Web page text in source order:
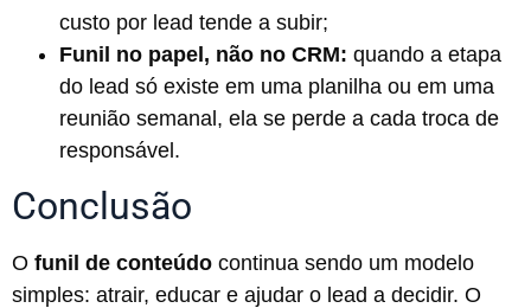
custo por lead tende a subir;
Funil no papel, não no CRM: quando a etapa
do lead só existe em uma planilha ou em uma
reunião semanal, ela se perde a cada troca de
responsável.
Conclusão
O funil de conteúdo continua sendo um modelo
simples: atrair, educar e ajudar o lead a decidir. O